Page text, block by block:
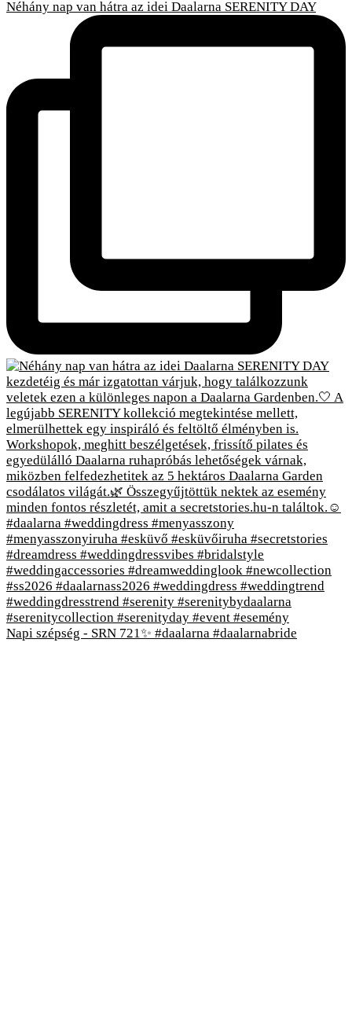
Néhány nap van hátra az idei Daalarna SERENITY DAY
Napi szépség - SRN 721✨ #daalarna #daalarnabride